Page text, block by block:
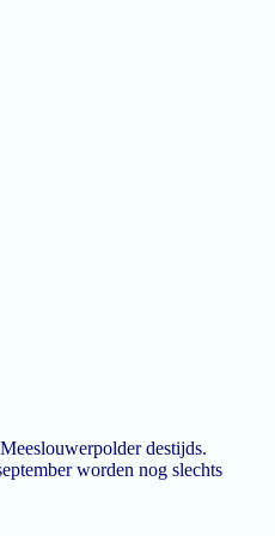
destijds.
worden nog slechts